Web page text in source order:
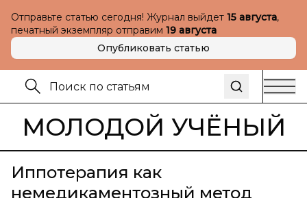
Отправьте статью сегодня! Журнал выйдет 15 августа,
печатный экземпляр отправим 19 августа
Опубликовать статью
МОЛОДОЙ УЧЁНЫЙ
Иппотерапия как
немедикаментозный метод